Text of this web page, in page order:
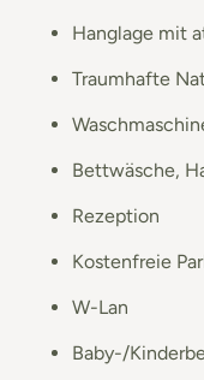
Hanglage mit
Traumhafte
Bettwäsche,
Rezeption
Kostenfreie
W-Lan
Baby-/